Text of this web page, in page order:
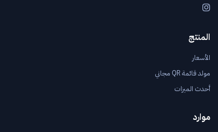
Instagram
المنتج
الأسعار
مولد قائمة QR مجاني
أحدث الميزات
موارد